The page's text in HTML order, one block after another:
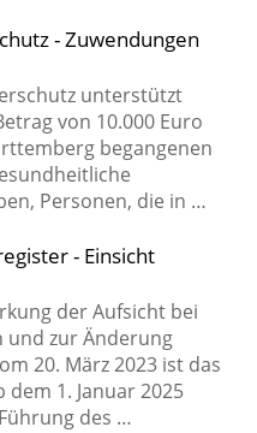
- Zuwendungen
unterstützt
von 10.000 Euro
begangenen
Personen, die in …
- Einsicht
der Aufsicht bei
und zur Änderung
20. März 2023 ist das
dem 1. Januar 2025
des …